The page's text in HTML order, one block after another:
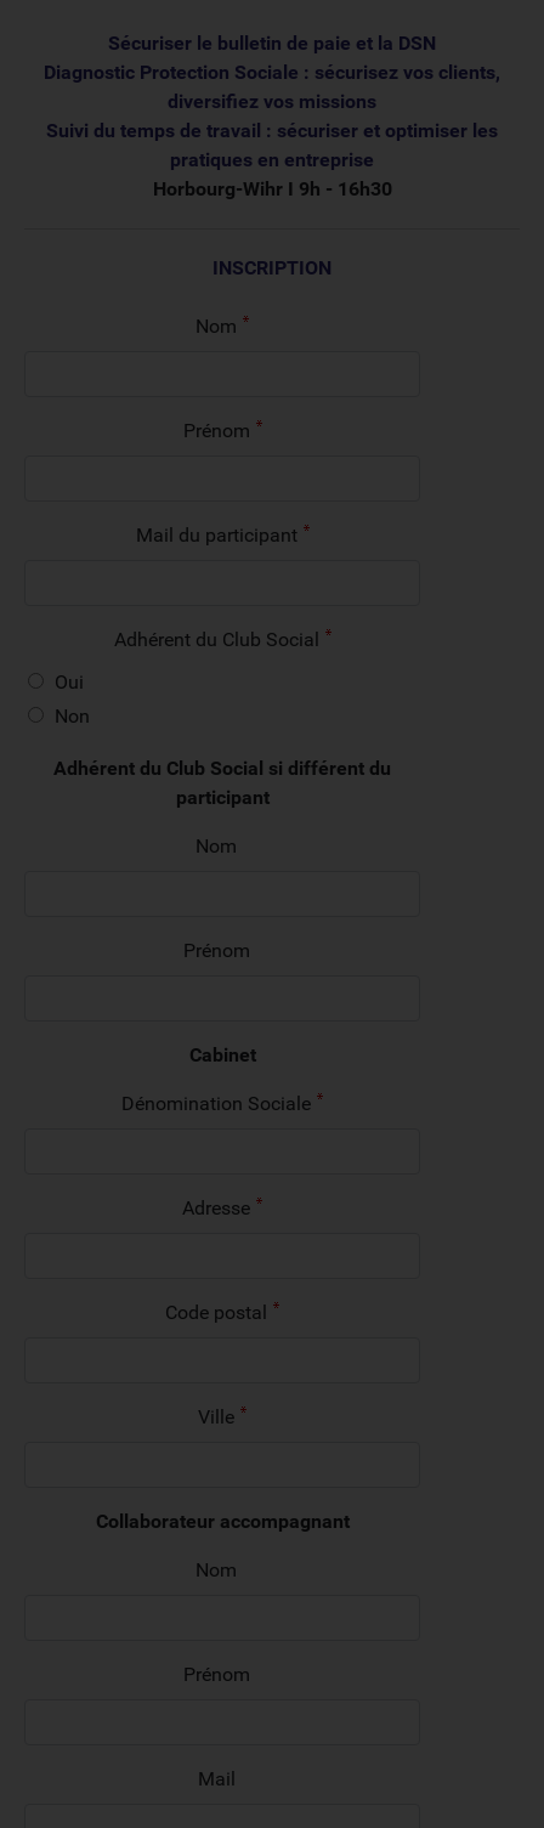
Sécuriser le bulletin de paie et la DSN
Diagnostic Protection Sociale : sécurisez vos clients,
diversifiez vos missions
Suivi du temps de travail : sécuriser et optimiser les
pratiques en entreprise
Horbourg-Wihr I 9h - 16h30
INSCRIPTION
Nom
Prénom
Mail du participant
Adhérent du Club Social
Oui
Non
Adhérent du Club Social si différent du
participant
Nom
Prénom
Cabinet
Dénomination Sociale
Adresse
Code postal
Ville
Collaborateur accompagnant
Nom
Prénom
Mail